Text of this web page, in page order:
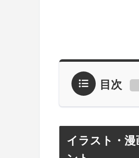
目次
イラスト・